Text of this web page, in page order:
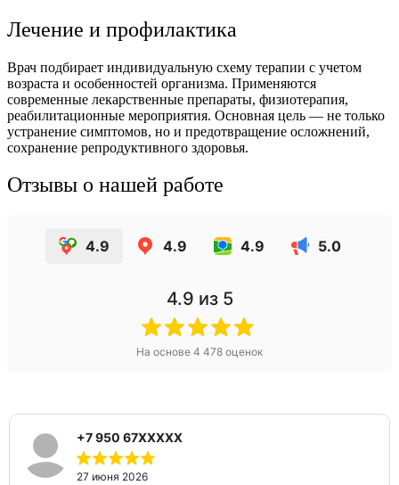
Лечение и профилактика
Врач подбирает индивидуальную схему терапии с учетом
возраста и особенностей организма. Применяются
современные лекарственные препараты, физиотерапия,
реабилитационные мероприятия. Основная цель — не только
устранение симптомов, но и предотвращение осложнений,
сохранение репродуктивного здоровья.
Отзывы о нашей работе
4.9 4.9 4.9 5.0
4.9 из 5
На основе 4 478 оценок
+7 950 67XXXXX
27 июня 2026